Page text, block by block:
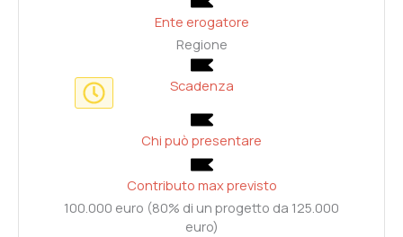
Ente erogatore
Regione
Scadenza
Chi può presentare
Contributo max previsto
100.000 euro (80% di un progetto da 125.000
euro)